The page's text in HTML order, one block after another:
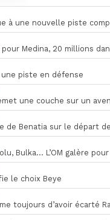
une piste en défense
une couche sur un
de Benatia sur le départ
le choix Beye
toujours d’avoir écarté